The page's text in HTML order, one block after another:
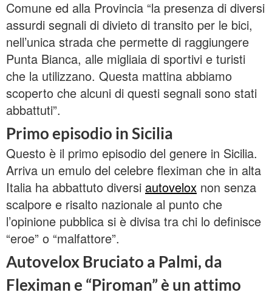
Comune ed alla Provincia “la presenza di diversi
assurdi segnali di divieto di transito per le bici,
nell’unica strada che permette di raggiungere
Punta Bianca, alle migliaia di sportivi e turisti
che la utilizzano. Questa mattina abbiamo
scoperto che alcuni di questi segnali sono stati
abbattuti”.
Primo episodio in Sicilia
Questo è il primo episodio del genere in Sicilia.
Arriva un emulo del celebre fleximan che in alta
Italia ha abbattuto diversi autovelox non senza
scalpore e risalto nazionale al punto che
l’opinione pubblica si è divisa tra chi lo definisce
“eroe” o “malfattore”.
Autovelox Bruciato a Palmi, da
Fleximan e “Piroman” è un attimo